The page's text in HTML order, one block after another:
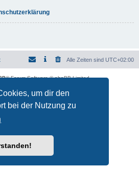
um dir den
bei der Nutzung zu
Alle Zeiten sind UTC+02:00
® Forum Software © phpBB Limited
|Nutzungsbedingungen